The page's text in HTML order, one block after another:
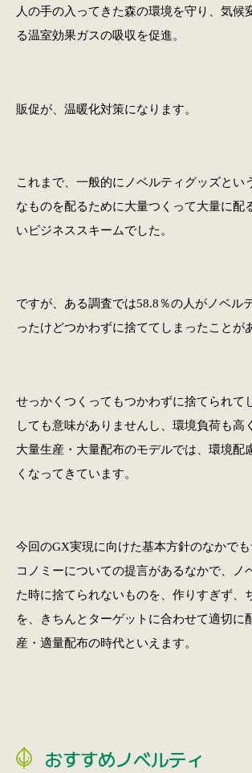
人の手の入ってきた森の環境を守り、気候
る温室効果ガスの吸収を促進。
販促が、温暖化対策になります。
これまで、一般的にノベルティグッズとい
なものを配るために大量つくって大量に配
いビジネススキームでした。
ですが、ある調査では58.8％の人がノベル
ったけどつかわずに捨ててしまったことが
せっかくつくってもつかわずに捨てられて
しても意味がありませんし、環境負荷も高
大量生産・大量配布のモデルでは、環境配
くなってきています。
今回のGX実現に向けた基本方針のなかで
コノミーについての提言があるなかで、ノ
た時に捨てられないものを、作りすぎず、
を、きちんとターゲットに合わせて適切に
産・適量配布の時代といえます。
おすすめノベルティ